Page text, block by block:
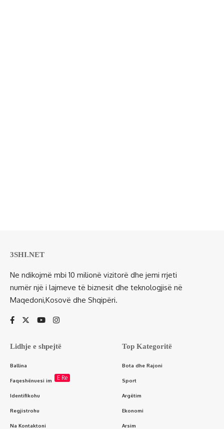
3SHI.NET
Ne ndikojmë mbi 10 milionë vizitorë dhe jemi rrjeti
numër një i lajmeve të biznesit dhe teknologjisë në
Maqedoni,Kosovë dhe Shqipëri.
Lidhje e shpejtë
Ballina
Faqeshënuesi im E Re
Identifikohu
Regjistrohu
Na Kontaktoni
Top Kategoritë
Bota dhe Rajoni
Sport
Argëtim
Ekonomi
Arsim